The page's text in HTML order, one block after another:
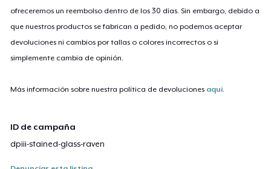
ofreceremos un reembolso dentro de los 30 días. Sin embargo, debido a
que nuestros productos se fabrican a pedido, no podemos aceptar
devoluciones ni cambios por tallas o colores incorrectos o si
simplemente cambia de opinión.
Más información sobre nuestra política de devoluciones aquí.
ID de campaña
dpiii-stained-glass-raven